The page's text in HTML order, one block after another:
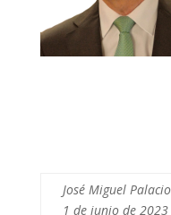
José Miguel
1 de junio de 2023